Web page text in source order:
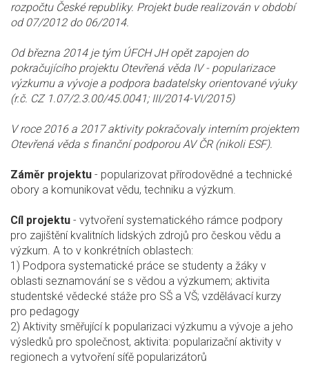
rozpočtu České republiky. Projekt bude realizován v období
od 07/2012 do 06/2014.
Od března 2014 je tým ÚFCH JH opět zapojen do
pokračujícího projektu Otevřená věda IV - popularizace
výzkumu a vývoje a podpora badatelsky orientované výuky
(r.č. CZ 1.07/2.3.00/45.0041; III/2014-VI/2015)
V roce 2016 a 2017 aktivity pokračovaly interním projektem
Otevřená věda s finanční podporou AV ČR (nikoli ESF).
Záměr projektu - popularizovat přírodovědné a technické
obory a komunikovat vědu, techniku a výzkum.
Cíl projektu - vytvoření systematického rámce podpory
pro zajištění kvalitních lidských zdrojů pro českou vědu a
výzkum. A to v konkrétních oblastech:
1) Podpora systematické práce se studenty a žáky v
oblasti seznamování se s vědou a výzkumem; aktivita
studentské vědecké stáže pro SŠ a VŠ; vzdělávací kurzy
pro pedagogy
2) Aktivity směřující k popularizaci výzkumu a vývoje a jeho
výsledků pro společnost, aktivita: popularizační aktivity v
regionech a vytvoření síťě popularizátorů